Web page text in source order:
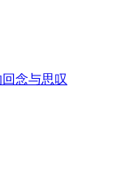
念与思叹